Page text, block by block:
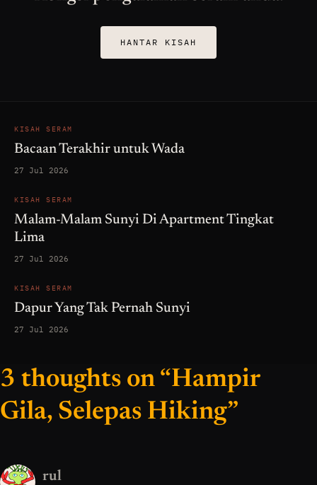
HANTAR KISAH
KISAH SERAM
Bacaan Terakhir untuk Wada
27 Jul 2026
KISAH SERAM
Malam-Malam Sunyi Di Apartment Tingkat
Lima
27 Jul 2026
KISAH SERAM
Dapur Yang Tak Pernah Sunyi
27 Jul 2026
3 thoughts on “Hampir
Gila, Selepas Hiking”
rul